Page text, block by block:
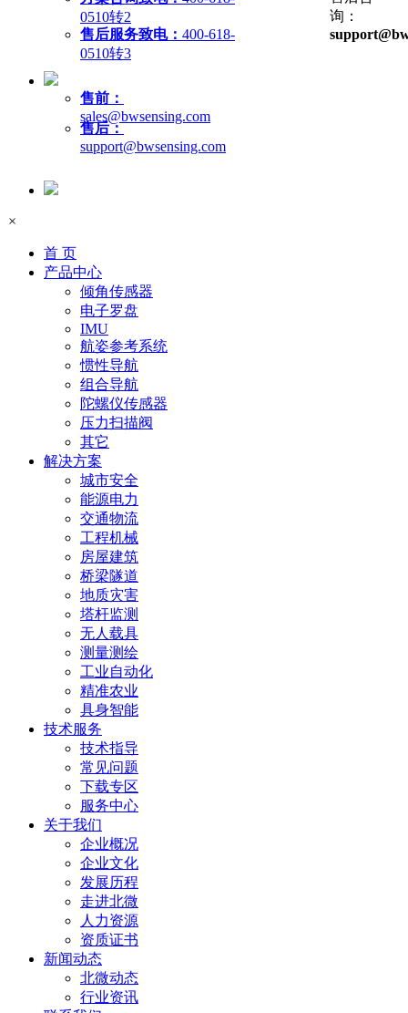
询：
0510转2
售后服务致电： 400-618-
0510转3
售前：
sales@bwsensing.com
售后：
support@bwsensing.com
×
首 页
产品中心
倾角传感器
电子罗盘
IMU
航姿参考系统
惯性导航
组合导航
陀螺仪传感器
压力扫描阀
其它
解决方案
城市安全
能源电力
交通物流
工程机械
房屋建筑
桥梁隧道
地质灾害
塔杆监测
无人载具
测量测绘
工业自动化
精准农业
具身智能
技术服务
技术指导
常见问题
下载专区
服务中心
关于我们
企业概况
企业文化
发展历程
走进北微
人力资源
资质证书
新闻动态
北微动态
行业资讯